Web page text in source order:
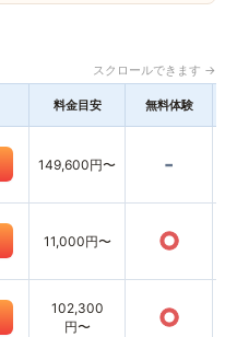
スクロールできます →
料金目安 無料体験
149,600円〜 -
11,000円〜 ○
102,300
円〜
○